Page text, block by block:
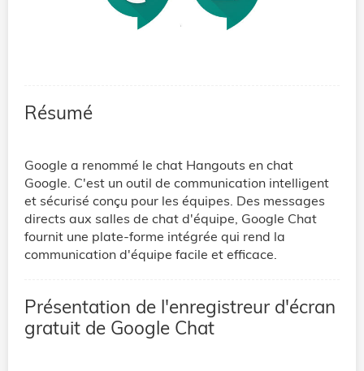
Résumé
Google a renommé le chat Hangouts en chat
Google. C'est un outil de communication intelligent
et sécurisé conçu pour les équipes. Des messages
directs aux salles de chat d'équipe, Google Chat
fournit une plate-forme intégrée qui rend la
communication d'équipe facile et efficace.
Présentation de l'enregistreur d'écran
gratuit de Google Chat